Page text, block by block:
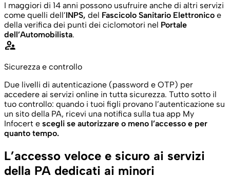
I maggiori di 14 anni possono usufruire anche di altri servizi
come quelli dell’INPS, del Fascicolo Sanitario Elettronico e
della verifica dei punti dei ciclomotori nel Portale
dell’Automobilista.
supervisor_account
Sicurezza e controllo
Due livelli di autenticazione (password e OTP) per
accedere ai servizi online in tutta sicurezza. Tutto sotto il
tuo controllo: quando i tuoi figli provano l’autenticazione su
un sito della PA, ricevi una notifica sulla tua app My
Infocert e scegli se autorizzare o meno l’accesso e per
quanto tempo.
L’accesso veloce e sicuro ai servizi
della PA dedicati ai minori